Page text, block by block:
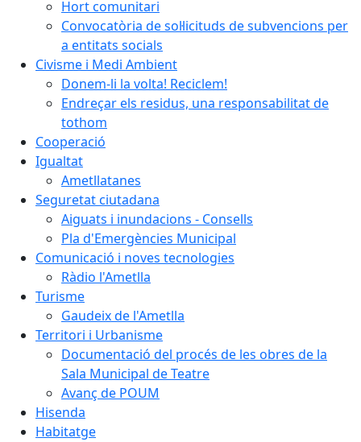
Hort comunitari
Convocatòria de sol·licituds de subvencions per
a entitats socials
Civisme i Medi Ambient
Donem-li la volta! Reciclem!
Endreçar els residus, una responsabilitat de
tothom
Cooperació
Igualtat
Ametllatanes
Seguretat ciutadana
Aiguats i inundacions - Consells
Pla d'Emergències Municipal
Comunicació i noves tecnologies
Ràdio l'Ametlla
Turisme
Gaudeix de l'Ametlla
Territori i Urbanisme
Documentació del procés de les obres de la
Sala Municipal de Teatre
Avanç de POUM
Hisenda
Habitatge